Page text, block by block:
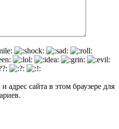
адрес сайта в этом браузере для